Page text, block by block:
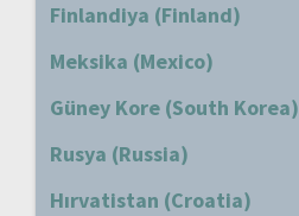
Finlandiya (Finland)
Meksika (Mexico)
Güney Kore (South Korea)
Rusya (Russia)
Hırvatistan (Croatia)